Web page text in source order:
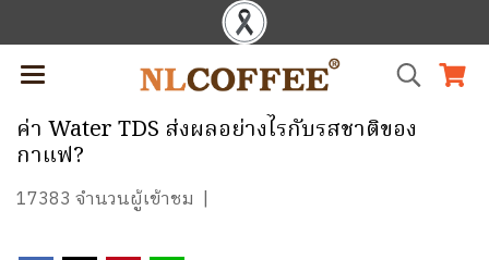
ค่า Water TDS ส่งผลอย่างไรกับรสชาติของ
กาแฟ?
17383 จำนวนผู้เข้าชม |